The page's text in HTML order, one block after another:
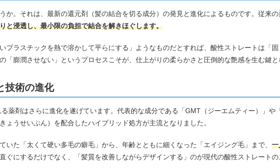
か。それは、最新の還元剤（髪の結合を切る成分）の発見と進化によるものです。従来
と浸透し、最小限の負担で結合を解きほぐします。
プラスチックを熱で溶かして平らにする」ようなものだとすれば、酸性ストレートは「
「膨潤させない」というプロセスこそが、仕上がりの柔らかさと圧倒的な艶感を生む鍵と
技術の進化
薬剤はさらに進化を遂げています。代表的な成分である「GMT（ジーエムティー）」や
ょうせいぶん）を配合したハイブリッド処方が主流となりました。
いた「太くて硬い多毛の癖毛」から、年齢とともに細くなった「エイジング毛」まで、 一
ぐにするだけでなく、「髪質を改善しながらデザインする」のが現代の酸性ストレートの